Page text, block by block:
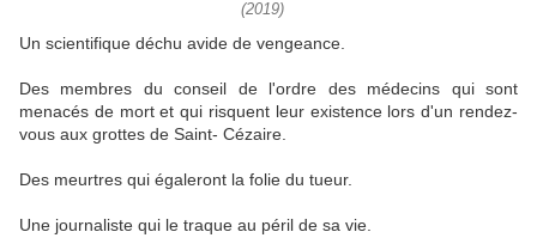
(2019)
Un scientifique déchu avide de vengeance.
Des membres du conseil de l'ordre des médecins qui sont
menacés de mort et qui risquent leur existence lors d'un rendez-
vous aux grottes de Saint- Cézaire.
Des meurtres qui égaleront la folie du tueur.
Une journaliste qui le traque au péril de sa vie.